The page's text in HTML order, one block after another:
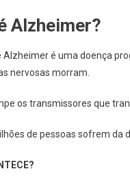
Alzheimer?
Alzheimer é uma doença
nervosas morram.
os transmissores que
de pessoas sofrem da